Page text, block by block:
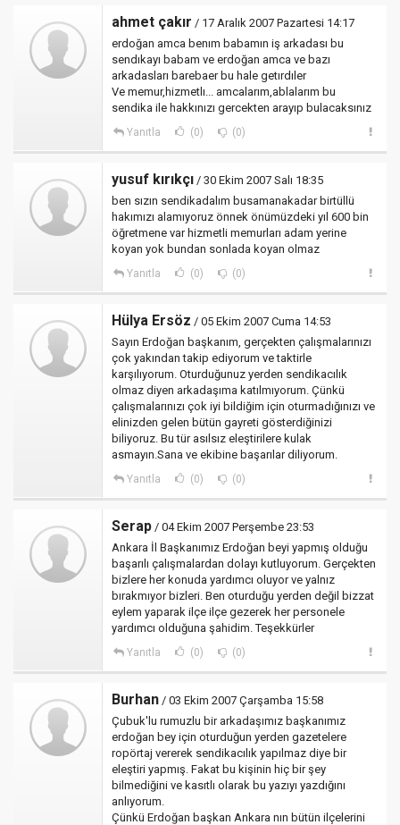
ahmet çakır / 17 Aralık 2007 Pazartesi 14:17
erdoğan amca benım babamın iş arkadası bu
sendıkayı babam ve erdoğan amca ve bazı
arkadasları barebaer bu hale getırdıler
Ve memur,hizmetlı... amcalarım,ablalarım bu
sendika ile hakkınızı gercekten arayıp bulacaksınız
Yanıtla (0) (0)
yusuf kırıkçı / 30 Ekim 2007 Salı 18:35
ben sızın sendikadalım busamanakadar birtüllü
hakımızı alamıyoruz önnek önümüzdeki yıl 600 bin
öğretmene var hizmetli memurları adam yerine
koyan yok bundan sonlada koyan olmaz
Yanıtla (0) (0)
Hülya Ersöz / 05 Ekim 2007 Cuma 14:53
Sayın Erdoğan başkanım, gerçekten çalışmalarınızı
çok yakından takip ediyorum ve taktirle
karşılıyorum. Oturduğunuz yerden sendikacılık
olmaz diyen arkadaşıma katılmıyorum. Çünkü
çalışmalarınızı çok iyi bildiğim için oturmadığınızı ve
elinizden gelen bütün gayreti gösterdiğinizi
biliyoruz. Bu tür asılsız eleştirilere kulak
asmayın.Sana ve ekibine başarılar diliyorum.
Yanıtla (0) (0)
Serap / 04 Ekim 2007 Perşembe 23:53
Ankara İl Başkanımız Erdoğan beyi yapmış olduğu
başarılı çalışmalardan dolayı kutluyorum. Gerçekten
bizlere her konuda yardımcı oluyor ve yalnız
bırakmıyor bizleri. Ben oturduğu yerden değil bizzat
eylem yaparak ilçe ilçe gezerek her personele
yardımcı olduğuna şahidim. Teşekkürler
Yanıtla (0) (0)
Burhan / 03 Ekim 2007 Çarşamba 15:58
Çubuk'lu rumuzlu bir arkadaşımız başkanımız
erdoğan bey için oturduğun yerden gazetelere
ropörtaj vererek sendikacılık yapılmaz diye bir
eleştiri yapmış. Fakat bu kişinin hiç bir şey
bilmediğini ve kasıtlı olarak bu yazıyı yazdığını
anlıyorum.
Çünkü Erdoğan başkan Ankara nın bütün ilçelerini